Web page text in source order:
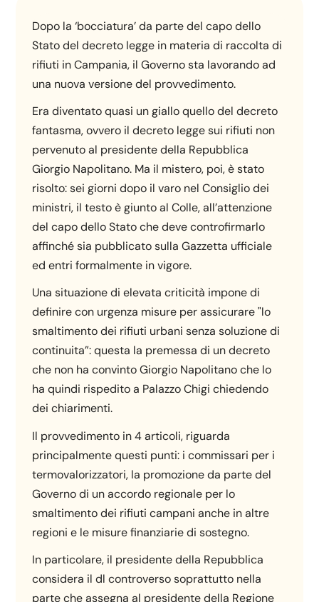
Dopo la ‘bocciatura’ da parte del capo dello
Stato del decreto legge in materia di raccolta di
rifiuti in Campania, il Governo sta lavorando ad
una nuova versione del provvedimento.
Era diventato quasi un giallo quello del decreto
fantasma, ovvero il decreto legge sui rifiuti non
pervenuto al presidente della Repubblica
Giorgio Napolitano. Ma il mistero, poi, è stato
risolto: sei giorni dopo il varo nel Consiglio dei
ministri, il testo è giunto al Colle, all’attenzione
del capo dello Stato che deve controfirmarlo
affinché sia pubblicato sulla Gazzetta ufficiale
ed entri formalmente in vigore.
Una situazione di elevata criticità impone di
definire con urgenza misure per assicurare "lo
smaltimento dei rifiuti urbani senza soluzione di
continuita”: questa la premessa di un decreto
che non ha convinto Giorgio Napolitano che lo
ha quindi rispedito a Palazzo Chigi chiedendo
dei chiarimenti.
Il provvedimento in 4 articoli, riguarda
principalmente questi punti: i commissari per i
termovalorizzatori, la promozione da parte del
Governo di un accordo regionale per lo
smaltimento dei rifiuti campani anche in altre
regioni e le misure finanziarie di sostegno.
In particolare, il presidente della Repubblica
considera il dl controverso soprattutto nella
parte che assegna al presidente della Regione